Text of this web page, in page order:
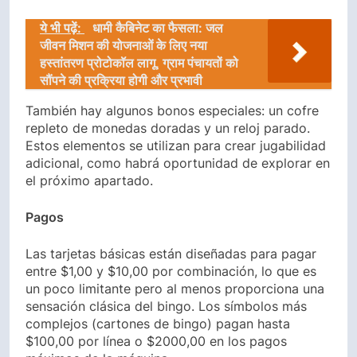
ये भी पढ़ें:
धामी कैबिनेट का फैसला: जल
जीवन मिशन की योजनाओं के लिए नया
हस्तांतरण प्रोटोकॉल लागू, ग्राम पंचायतों को
सौंपने की प्रक्रिया होगी और प्रभावी
También hay algunos bonos especiales: un cofre
repleto de monedas doradas y un reloj parado.
Estos elementos se utilizan para crear jugabilidad
adicional, como habrá oportunidad de explorar en
el próximo apartado.
Pagos
Las tarjetas básicas están diseñadas para pagar
entre $1,00 y $10,00 por combinación, lo que es
un poco limitante pero al menos proporciona una
sensación clásica del bingo. Los símbolos más
complejos (cartones de bingo) pagan hasta
$100,00 por línea o $2000,00 en los pagos